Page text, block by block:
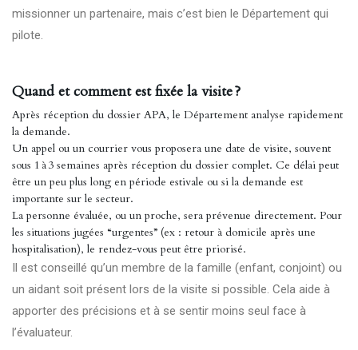
missionner un partenaire, mais c’est bien le Département qui
pilote.
Quand et comment est fixée la visite ?
Après réception du dossier APA, le Département analyse rapidement
la demande.
Un appel ou un courrier vous proposera une date de visite, souvent
sous 1 à 3 semaines après réception du dossier complet. Ce délai peut
être un peu plus long en période estivale ou si la demande est
importante sur le secteur.
La personne évaluée, ou un proche, sera prévenue directement. Pour
les situations jugées “urgentes” (ex : retour à domicile après une
hospitalisation), le rendez-vous peut être priorisé.
Il est conseillé qu’un membre de la famille (enfant, conjoint) ou
un aidant soit présent lors de la visite si possible. Cela aide à
apporter des précisions et à se sentir moins seul face à
l’évaluateur.